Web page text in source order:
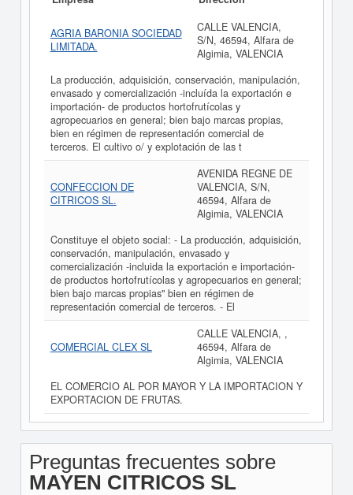
AGRIA BARONIA SOCIEDAD
LIMITADA.
CALLE VALENCIA,
S/N, 46594, Alfara de
Algimia, VALENCIA
La producción, adquisición, conservación, manipulación,
envasado y comercialización -incluída la exportación e
importación- de productos hortofrutícolas y
agropecuarios en general; bien bajo marcas propias,
bien en régimen de representación comercial de
terceros. El cultivo o/ y explotación de las t
CONFECCION DE
CITRICOS SL.
AVENIDA REGNE DE
VALENCIA, S/N,
46594, Alfara de
Algimia, VALENCIA
Constituye el objeto social: - La producción, adquisición,
conservación, manipulación, envasado y
comercialización -incluida la exportación e importación-
de productos hortofrutícolas y agropecuarios en general;
bien bajo marcas propias" bien en régimen de
representación comercial de terceros. - El
COMERCIAL CLEX SL
CALLE VALENCIA, ,
46594, Alfara de
Algimia, VALENCIA
EL COMERCIO AL POR MAYOR Y LA IMPORTACION Y
EXPORTACION DE FRUTAS.
Preguntas frecuentes sobre
MAYEN CITRICOS SL